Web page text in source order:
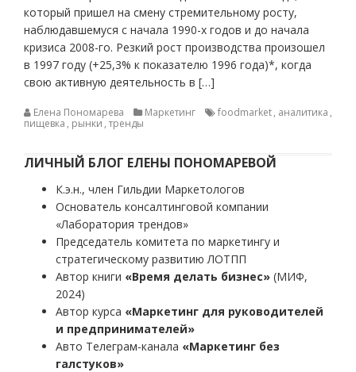
который пришел на смену стремительному росту,
наблюдавшемуся с начала 1990-х годов и до начала
кризиса 2008-го. Резкий рост производства произошел
в 1997 году (+25,3% к показателю 1996 года)*, когда
свою активную деятельность в […]
Елена Пономарева Маркетинг foodmarket, аналитика ,
пищевка , рынки , тренды
ЛИЧНЫЙ БЛОГ ЕЛЕНЫ ПОНОМАРЕВОЙ
К.э.н., член Гильдии Маркетологов
Основатель консалтинговой компании
«Лаборатория трендов»
Председатель комитета по маркетингу и
стратегическому развитию ЛОТПП
Автор книги «Время делать бизнес» (МИФ,
2024)
Автор курса «Маркетинг для руководителей
и предпринимателей»
Авто Телеграм-канала «Маркетинг без
галстуков»